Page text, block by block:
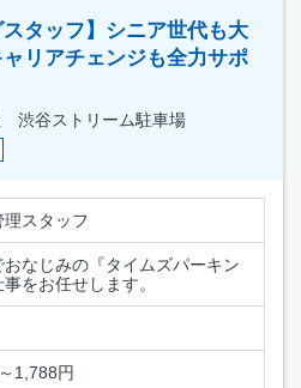
スタッフ】シニア世代も大
リアチェンジも全力サポ
渋谷ストリーム駐車場
スタッフ
なじみの『タイムズパーキン
をお任せします。
1,788円